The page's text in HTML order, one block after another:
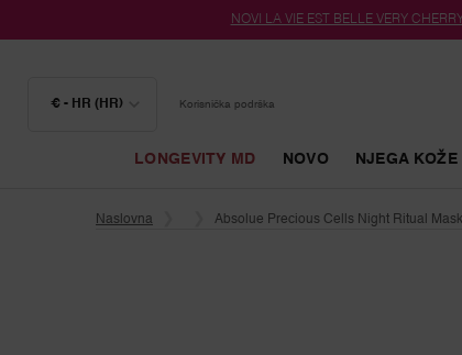
NOVI LA VIE EST BELLE VERY
€ - HR (HR) Korisnička podrška
LONGEVITY MD NOVO NJEGA KOŽE
Naslovna
Absolue Precious Cells Night Ritual Mask